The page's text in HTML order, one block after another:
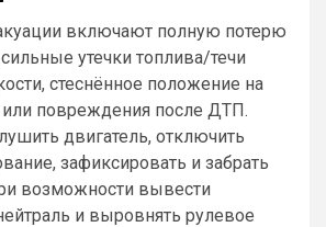
включают полную потерю
утечки топлива/течи
стеснённое положение на
или повреждения после ДТП.
двигатель, отключить
зафиксировать и забрать
возможности вывести
и выровнять рулевое